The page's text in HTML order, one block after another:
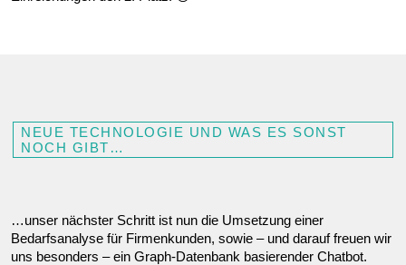
NEUE TECHNOLOGIE UND WAS ES SONST
NOCH GIBT…
…unser nächster Schritt ist nun die Umsetzung einer
Bedarfsanalyse für Firmenkunden, sowie – und darauf freuen wir
uns besonders – ein Graph-Datenbank basierender Chatbot.